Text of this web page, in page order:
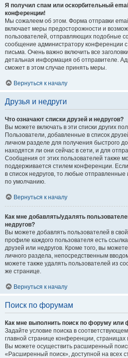
Я получил спам или оскорбительный
конференции!
Мы сожалеем об этом. Форма отправки
включает меры предосторожности и
пользователей, отправляющих подобные
сообщение администратору конференции
письма. Очень важно включить все
детальная информация об отправителе.
сможет в этом случае принять меры.
Вернуться к началу
Друзья и недруги
Что означают списки друзей и недругов?
Вы можете включать в эти списки других
Пользователи, добавленные в список
личном разделе для получения быстрого
находятся ли они сейчас в сети, и для
Сообщения от этих пользователей также
поддерживается стилем конференции.
в список недругов, то любые
по умолчанию.
Вернуться к началу
Как мне добавлять/удалять
недругов?
Вы можете добавлять пользователей в
профиле каждого пользователя есть
друзей или недругов. Кроме того, вы
личного раздела, непосредственным
можете также удалять пользователей из
же странице.
Вернуться к началу
Поиск по форумам
Как мне выполнить поиск по форуму или
Задайте условие поиска в
главной странице конференции,
Вы можете осуществить расширенный
«Расширенный поиск», доступной на всех